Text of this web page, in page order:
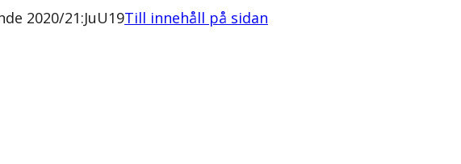
2020/21:JuU19Till innehåll på sidan